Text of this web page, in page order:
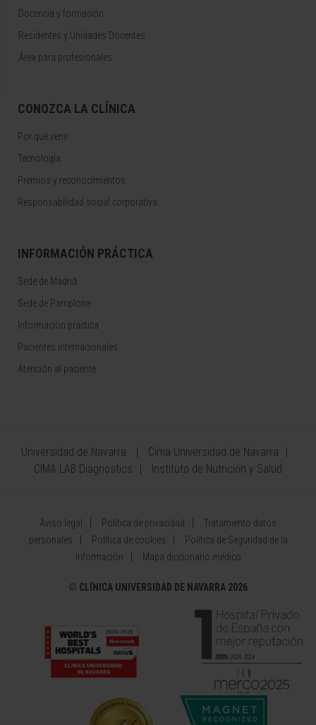
Docencia y formación
Residentes y Unidades Docentes
Área para profesionales
CONOZCA LA CLÍNICA
Por qué venir
Tecnología
Premios y reconocimientos
Responsabilidad social corporativa
INFORMACIÓN PRÁCTICA
Sede de Madrid
Sede de Pamplona
Información práctica
Pacientes internacionales
Atención al paciente
Universidad de Navarra
Cima Universidad de Navarra
CIMA LAB Diagnostics
Instituto de Nutrición y Salud
Aviso legal Política de privacidad
Tratamiento datos
personales
Política de cookies
Política de Seguridad de la
Información
Mapa diccionario médico
© CLÍNICA UNIVERSIDAD DE NAVARRA 2026